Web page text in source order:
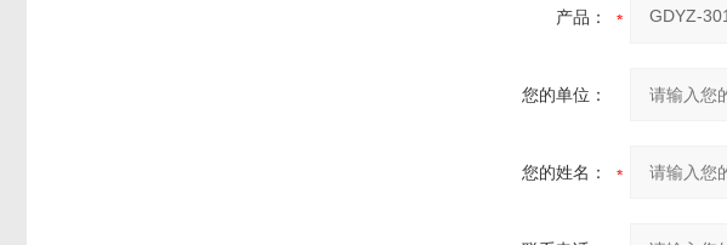
产品：
您的单位：
您的姓名：